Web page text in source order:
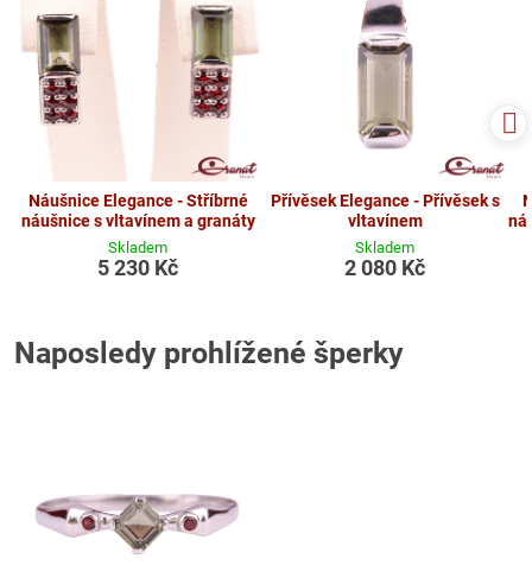
Náušnice Elegance - Stříbrné
náušnice s vltavínem a granáty
Skladem
5 230 Kč
Přívěsek Elegance - Přívěsek s
vltavínem
Skladem
2 080 Kč
Naposledy prohlížené šperky